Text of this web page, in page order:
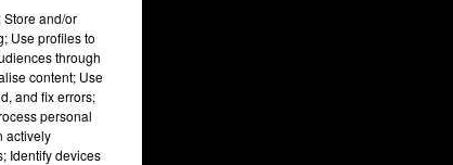
and/or
Use profiles to
through
content; Use
and fix errors;
personal
actively
Identify devices